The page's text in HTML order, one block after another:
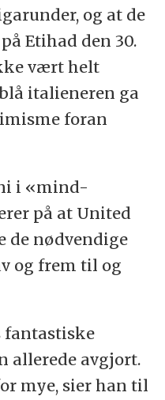
og at de
Etihad den 30.
vært helt
italieneren ga
foran
i «mind-
på at United
de nødvendige
og frem til og
fantastiske
allerede avgjort.
mye, sier han til